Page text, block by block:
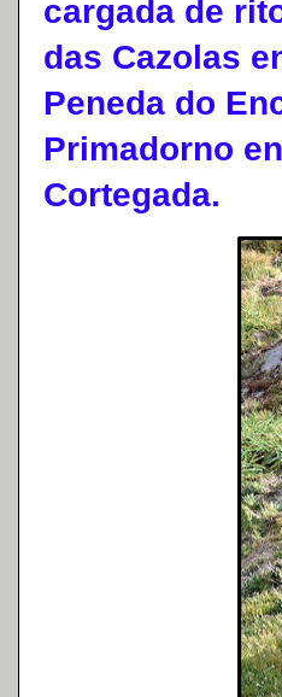
cargada de
das Cazolas
Peneda do
Primadorno
Cortegada.